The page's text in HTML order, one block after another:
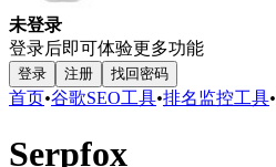
未登录
登录后即可体验更多功能
登录 注册 找回密码
首页•谷歌SEO工具•排名监控工具•
Serpfox